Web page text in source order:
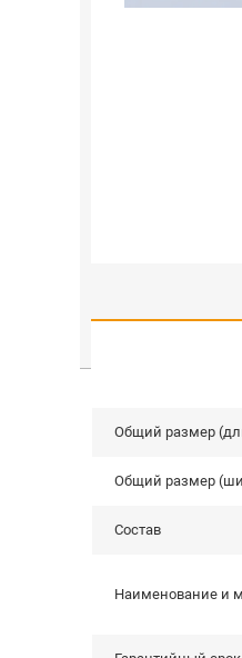
Общий размер
Общий размер
Состав
Наименование и